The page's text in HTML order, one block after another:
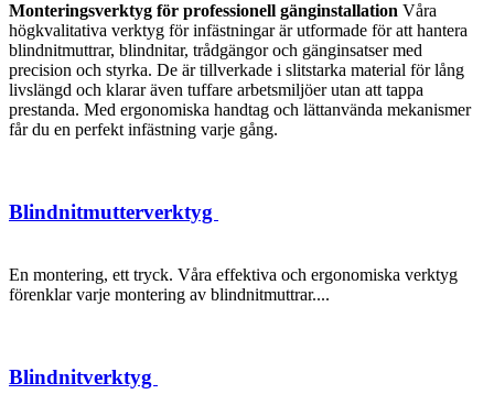
Monteringsverktyg för professionell gänginstallation Våra
högkvalitativa verktyg för infästningar är utformade för att hantera
blindnitmuttrar, blindnitar, trådgängor och gänginsatser med
precision och styrka. De är tillverkade i slitstarka material för lång
livslängd och klarar även tuffare arbetsmiljöer utan att tappa
prestanda. Med ergonomiska handtag och lättanvända mekanismer
får du en perfekt infästning varje gång.
Blindnitmutterverktyg
En montering, ett tryck. Våra effektiva och ergonomiska verktyg
förenklar varje montering av blindnitmuttrar....
Blindnitverktyg